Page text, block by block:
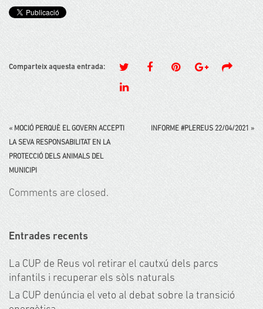
Comparteix aquesta entrada:
« MOCIÓ PERQUÈ EL GOVERN ACCEPTI
LA SEVA RESPONSABILITAT EN LA
PROTECCIÓ DELS ANIMALS DEL
MUNICIPI
INFORME #PLEREUS 22/04/2021 »
Comments are closed.
Entrades recents
La CUP de Reus vol retirar el cautxú dels parcs
infantils i recuperar els sòls naturals
La CUP denúncia el veto al debat sobre la transició